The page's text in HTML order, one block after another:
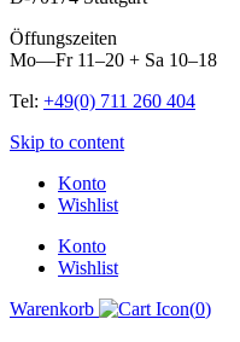
Öffungszeiten
Mo—Fr 11–20 + Sa 10–18
Tel: +49(0) 711 260 404
Skip to content
Konto
Wishlist
Konto
Wishlist
Warenkorb
(0)